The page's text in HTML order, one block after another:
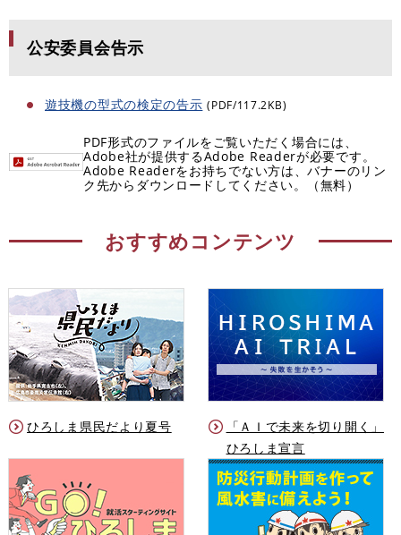
公安委員会告示
遊技機の型式の検定の告示 (PDF/117.2KB)
PDF形式のファイルをご覧いただく場合には、
Adobe社が提供するAdobe Readerが必要です。
Adobe Readerをお持ちでない方は、バナーのリン
ク先からダウンロードしてください。（無料）
おすすめコンテンツ
ひろしま県民だより夏号
「ＡＩで未来を切り開く」
ひろしま宣言